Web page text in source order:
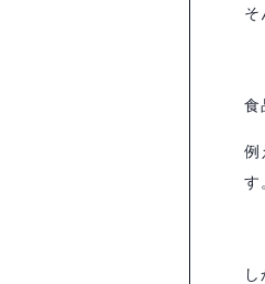
そ
食
例
す